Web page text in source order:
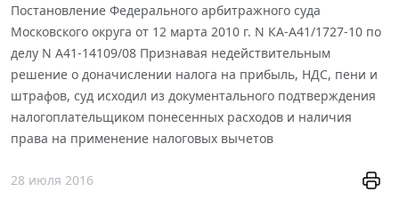
Постановление Федерального арбитражного суда
Московского округа от 12 марта 2010 г. N КА-А41/1727-10 по
делу N А41-14109/08 Признавая недействительным
решение о доначислении налога на прибыль, НДС, пени и
штрафов, суд исходил из документального подтверждения
налогоплательщиком понесенных расходов и наличия
права на применение налоговых вычетов
28 июля 2016